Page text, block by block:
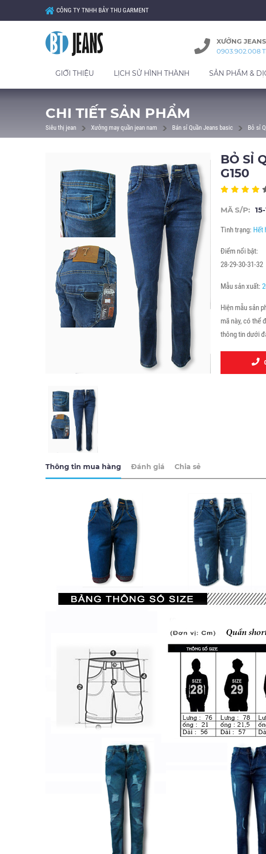
CÔNG TY TNHH BẢY THU GARMENT
XƯỞNG
0903.902.008
GIỚI THIỆU LỊCH SỬ HÌNH THÀNH SẢN PHẨM &
CHI TIẾT SẢN PHẨM
Siêu thị jean Xưởng may quần jean nam Bán sỉ Quần Jeans basic Bỏ sỉ
BỎ SỈ
G150
MÃ S/P:
Tình trạng: Hết
Điểm nổi bật:
28-29-30-31-32
Mẫu sản xuất:
Hiện mẫu sản
mã này, có thể
thông tin dưới
Thông tin mua hàng Đánh giá Chia sẻ